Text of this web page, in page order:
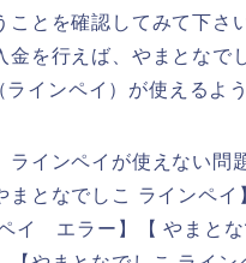
ことを確認してみて下さ
金を行えば、やまとなで
インペイ）が使えるよ
ラインペイが使えない問
まとなでしこ ラインペイ
イ エラー】【 やまと